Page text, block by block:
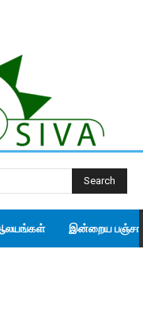
Search
இன்றைய